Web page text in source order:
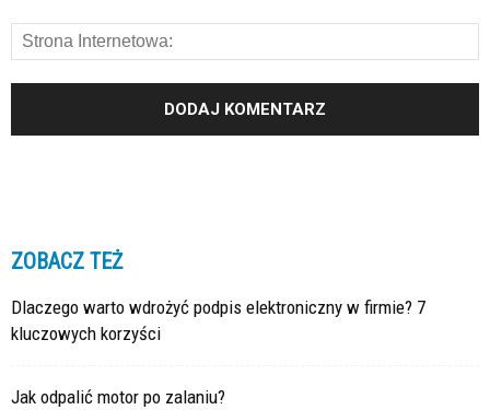
ZOBACZ TEŻ
Dlaczego warto wdrożyć podpis elektroniczny w firmie? 7
kluczowych korzyści
Jak odpalić motor po zalaniu?